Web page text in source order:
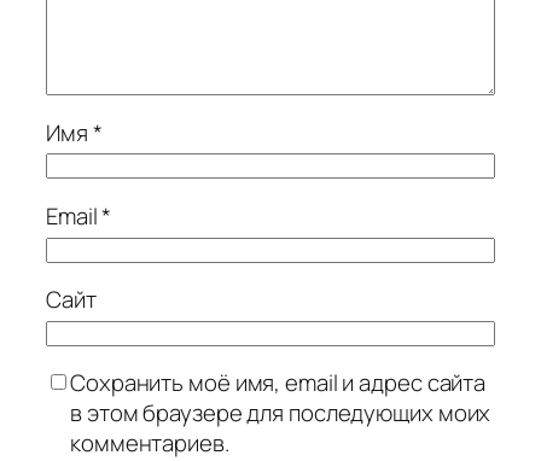
Имя*
Email*
Сайт
Сохранить моё имя, email и адрес сайта
в этом браузере для последующих моих
комментариев.